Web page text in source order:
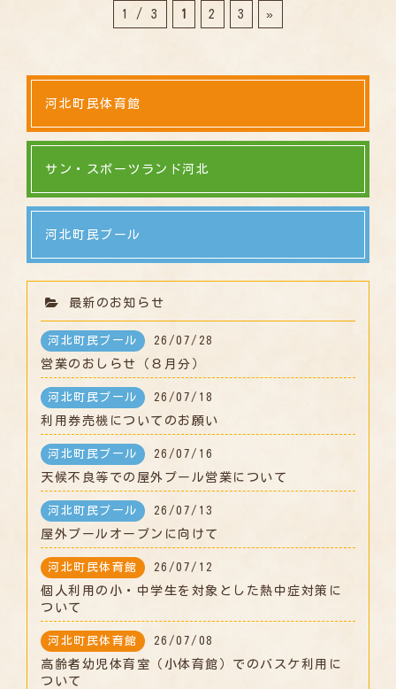
1 / 3 1 2 3 »
河北町民体育館
サン・スポーツランド河北
河北町民プール
最新のお知らせ
河北町民プール 26/07/28
営業のおしらせ（８月分）
河北町民プール 26/07/18
利用券売機についてのお願い
河北町民プール 26/07/16
天候不良等での屋外プール営業について
河北町民プール 26/07/13
屋外プールオープンに向けて
河北町民体育館 26/07/12
個人利用の小・中学生を対象とした熱中症対策に
ついて
河北町民体育館 26/07/08
高齢者幼児体育室（小体育館）でのバスケ利用に
ついて